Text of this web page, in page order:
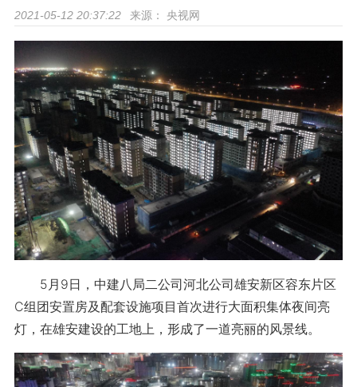
2021-05-12 20:37:22 来源： 央视网
5月9日，中建八局二公司河北公司雄安新区容东片区
C组团安置房及配套设施项目首次进行大面积集体夜间亮
灯，在雄安建设的工地上，形成了一道亮丽的风景线。